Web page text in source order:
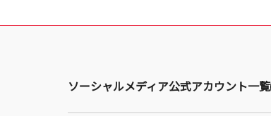
ソーシャルメディア公式アカウント一覧